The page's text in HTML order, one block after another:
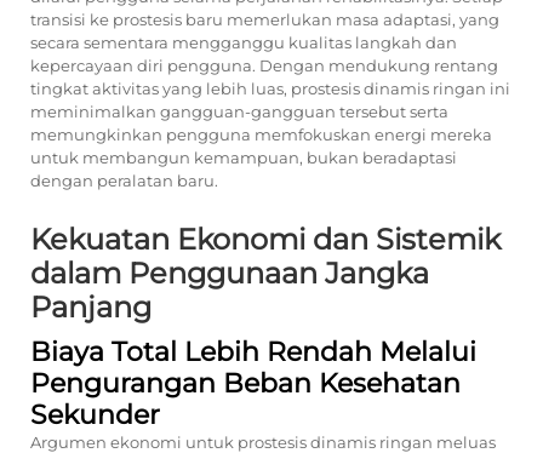
transisi ke prostesis baru memerlukan masa adaptasi, yang
secara sementara mengganggu kualitas langkah dan
kepercayaan diri pengguna. Dengan mendukung rentang
tingkat aktivitas yang lebih luas, prostesis dinamis ringan ini
meminimalkan gangguan-gangguan tersebut serta
memungkinkan pengguna memfokuskan energi mereka
untuk membangun kemampuan, bukan beradaptasi
dengan peralatan baru.
Kekuatan Ekonomi dan Sistemik
dalam Penggunaan Jangka
Panjang
Biaya Total Lebih Rendah Melalui
Pengurangan Beban Kesehatan
Sekunder
Argumen ekonomi untuk prostesis dinamis ringan meluas